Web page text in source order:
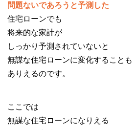
問題ないであろうと予測した
住宅ローンでも
将来的な家計が
しっかり予測されていないと
無謀な住宅ローンに変化することも
ありえるのです。
ここでは
無謀な住宅ローンになりえる